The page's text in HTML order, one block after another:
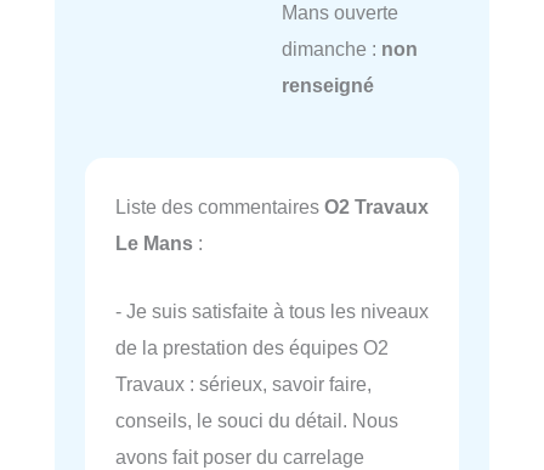
Mans ouverte
dimanche : non
renseigné
Liste des commentaires O2 Travaux
Le Mans :
- Je suis satisfaite à tous les niveaux
de la prestation des équipes O2
Travaux : sérieux, savoir faire,
conseils, le souci du détail. Nous
avons fait poser du carrelage